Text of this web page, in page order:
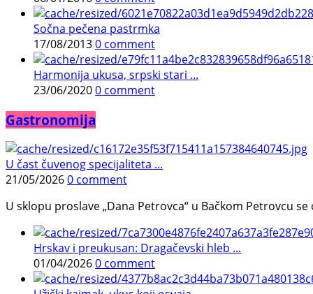
Sočna pečena pastrmka
17/08/20130 comment
Harmonija ukusa, srpski stari ...
23/06/20200 comment
Gastronomija
U čast čuvenog specijaliteta ...
21/05/20260 comment
U sklopu proslave „Dana Petrovca“ u Bačkom Petrovcu
Hrskav i preukusan: Dragačevski hleb ...
01/04/20260 comment